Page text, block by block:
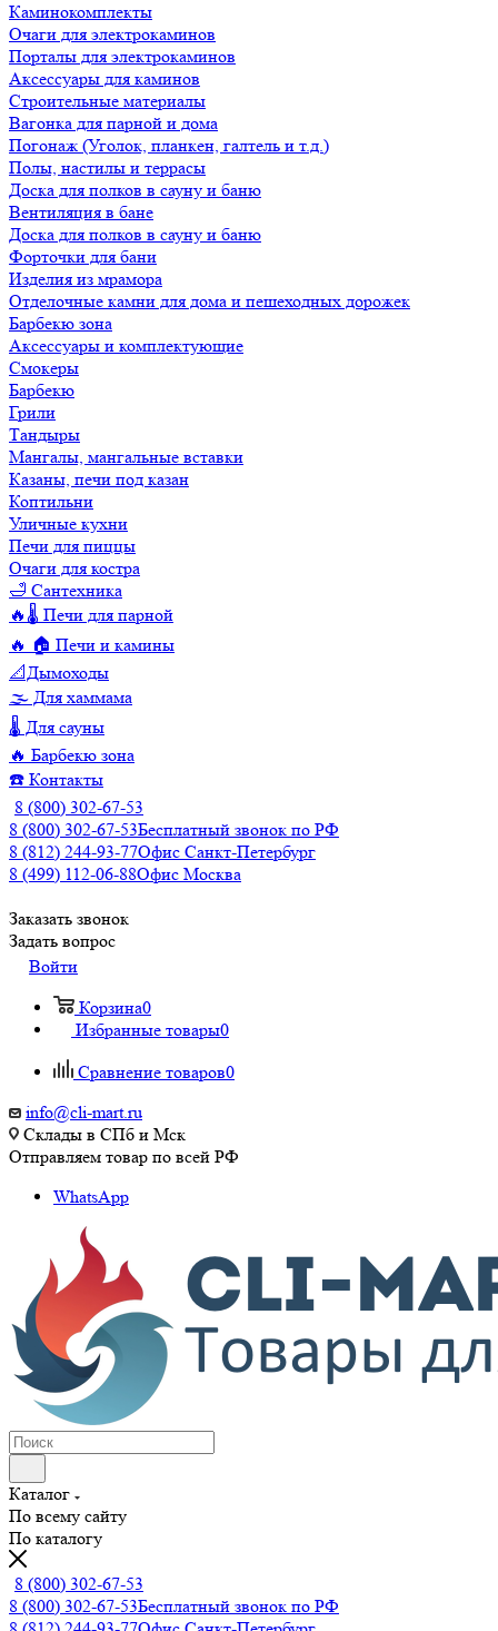
Каминокомплекты
Очаги для электрокаминов
Порталы для электрокаминов
Аксессуары для каминов
Строительные материалы
Вагонка для парной и дома
Погонаж (Уголок, планкен, галтель и т.д.)
Полы, настилы и террасы
Доска для полков в сауну и баню
Вентиляция в бане
Доска для полков в сауну и баню
Форточки для бани
Изделия из мрамора
Отделочные камни для дома и пешеходных дорожек
Барбекю зона
Аксессуары и комплектующие
Смокеры
Барбекю
Грили
Тандыры
Мангалы, мангальные вставки
Казаны, печи под казан
Коптильни
Уличные кухни
Печи для пиццы
Очаги для костра
🛁 Сантехника
🔥🌡️ Печи для парной
🔥 🏠 Печи и камины
📐Дымоходы
🌫️ Для хаммама
🌡️ Для сауны
🔥 Барбекю зона
☎️ Контакты
8 (800) 302-67-53
8 (800) 302-67-53Бесплатный звонок по РФ
8 (812) 244-93-77Офис Санкт-Петербург
8 (499) 112-06-88Офис Москва
Заказать звонок
Задать вопрос
Войти
Корзина0
Избранные товары0
Сравнение товаров0
info@cli-mart.ru
Склады в СПб и Мск
Отправляем товар по всей РФ
WhatsApp
Каталог
По всему сайту
По каталогу
8 (800) 302-67-53
8 (800) 302-67-53Бесплатный звонок по РФ